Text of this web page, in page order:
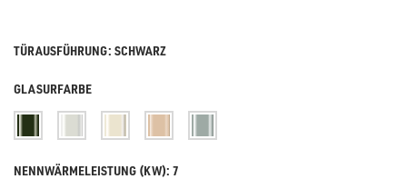
TÜRAUSFÜHRUNG: SCHWARZ
GLASURFARBE
NENNWÄRMELEISTUNG (KW): 7